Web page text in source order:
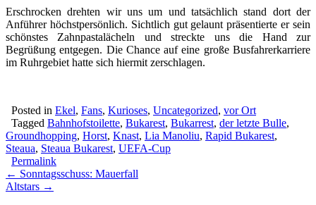
Erschrocken drehten wir uns um und tatsächlich stand dort der
Anführer höchstpersönlich. Sichtlich gut gelaunt präsentierte er sein
schönstes Zahnpastalächeln und streckte uns die Hand zur
Begrüßung entgegen. Die Chance auf eine große Busfahrerkarriere
im Ruhrgebiet hatte sich hiermit zerschlagen.
Posted in Ekel, Fans, Kurioses, Uncategorized, vor Ort
Tagged Bahnhofstoilette, Bukarest, Bukarrest, der letzte Bulle,
Groundhopping, Horst, Knast, Lia Manoliu, Rapid Bukarest,
Steaua, Steaua Bukarest, UEFA-Cup
Permalink
Post
navigation
← Sonntagsschuss: Mauerfall
Altstars →